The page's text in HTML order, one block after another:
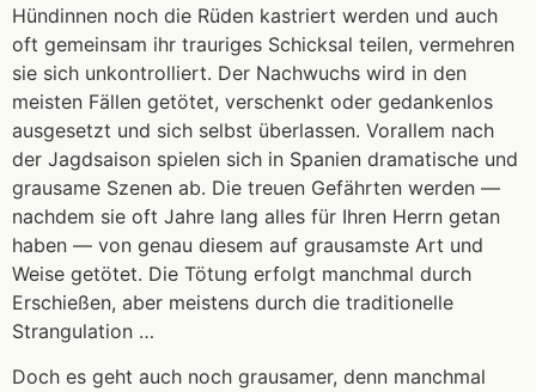
Hündinnen noch die Rüden kastriert werden und auch
oft gemeinsam ihr trauriges Schicksal teilen, vermehren
sie sich unkontrolliert. Der Nachwuchs wird in den
meisten Fällen getötet, verschenkt oder gedankenlos
ausgesetzt und sich selbst überlassen. Vorallem nach
der Jagdsaison spielen sich in Spanien dramatische und
grausame Szenen ab. Die treuen Gefährten werden —
nachdem sie oft Jahre lang alles für Ihren Herrn getan
haben — von genau diesem auf grausamste Art und
Weise getötet. Die Tötung erfolgt manchmal durch
Erschießen, aber meistens durch die traditionelle
Strangulation …
Doch es geht auch noch grausamer, denn manchmal